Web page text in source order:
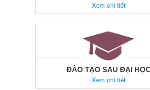
Xem chi tiết
ĐÀO TẠO SAU ĐẠI
Xem chi tiết